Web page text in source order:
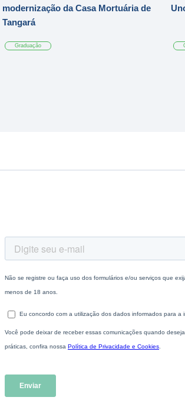
modernização da Casa Mortuária de
Tangará
Graduação